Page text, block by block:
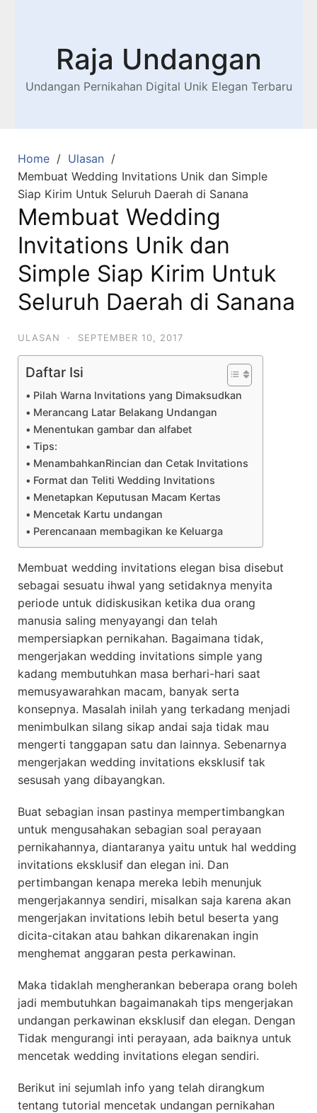
Raja Undangan
Undangan Pernikahan Digital Unik Elegan Terbaru
Home
Ulasan
Membuat Wedding Invitations Unik dan Simple
Siap Kirim Untuk Seluruh Daerah di Sanana
Membuat Wedding
Invitations Unik dan
Simple Siap Kirim Untuk
Seluruh Daerah di Sanana
ULASAN · SEPTEMBER 10, 2017
Daftar Isi
Pilah Warna Invitations yang Dimaksudkan
Merancang Latar Belakang Undangan
Menentukan gambar dan alfabet
Tips:
MenambahkanRincian dan Cetak Invitations
Format dan Teliti Wedding Invitations
Menetapkan Keputusan Macam Kertas
Mencetak Kartu undangan
Perencanaan membagikan ke Keluarga
Membuat wedding invitations elegan bisa disebut
sebagai sesuatu ihwal yang setidaknya menyita
periode untuk didiskusikan ketika dua orang
manusia saling menyayangi dan telah
mempersiapkan pernikahan. Bagaimana tidak,
mengerjakan wedding invitations simple yang
kadang membutuhkan masa berhari-hari saat
memusyawarahkan macam, banyak serta
konsepnya. Masalah inilah yang terkadang menjadi
menimbulkan silang sikap andai saja tidak mau
mengerti tanggapan satu dan lainnya. Sebenarnya
mengerjakan wedding invitations eksklusif tak
sesusah yang dibayangkan.
Buat sebagian insan pastinya mempertimbangkan
untuk mengusahakan sebagian soal perayaan
pernikahannya, diantaranya yaitu untuk hal wedding
invitations eksklusif dan elegan ini. Dan
pertimbangan kenapa mereka lebih menunjuk
mengerjakannya sendiri, misalkan saja karena akan
mengerjakan invitations lebih betul beserta yang
dicita-citakan atau bahkan dikarenakan ingin
menghemat anggaran pesta perkawinan.
Maka tidaklah mengherankan beberapa orang boleh
jadi membutuhkan bagaimanakah tips mengerjakan
undangan perkawinan eksklusif dan elegan. Dengan
Tidak mengurangi inti perayaan, ada baiknya untuk
mencetak wedding invitations elegan sendiri.
Berikut ini sejumlah info yang telah dirangkum
tentang tutorial mencetak undangan pernikahan